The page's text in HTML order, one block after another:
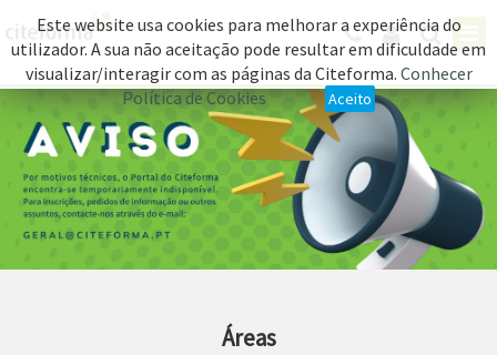
Áreas
Este website usa cookies para melhorar a experiência do
utilizador. A sua não aceitação pode resultar em dificuldade em
visualizar/interagir com as páginas da Citeforma. Conhecer
Política de Cookies
Aceito